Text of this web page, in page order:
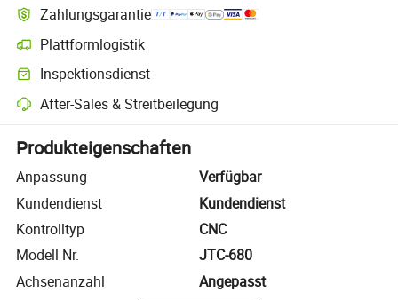
Zahlungsgarantie
Plattformlogistik
Klarere Sendungsverfolgung mit plattformunterstützter Logistik
Inspektionsdienst
Optionale Vorabinspektion zur Überprüfung von Qualität und Menge
After-Sales & Streitbeilegung
Plattformgestützte Streitbeilegung, einschließlich Rückerstattungen
Produkteigenschaften
Anpassung
Verfügbar
Kundendienst
Kundendienst
Kontrolltyp
CNC
Modell Nr.
JTC-680
Achsenanzahl
Angepasst